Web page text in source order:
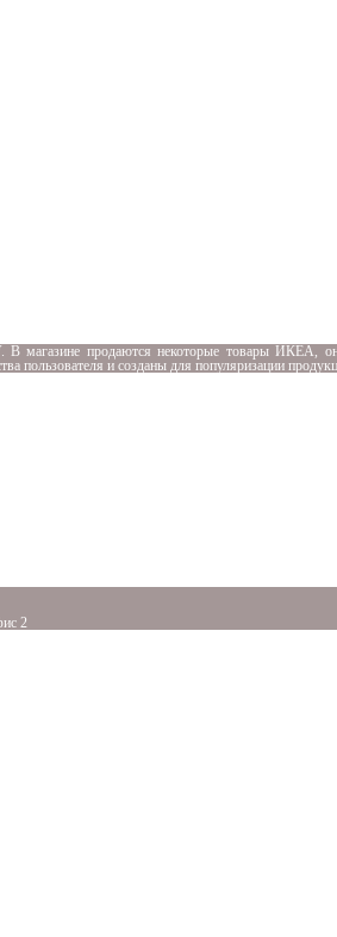
В магазине продаются некоторые товары ИКЕА,
пользователя и созданы для популяризации
2